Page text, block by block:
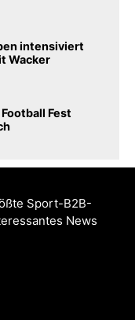
intensiviert
Wacker
Fest
Sport-B2B-
News